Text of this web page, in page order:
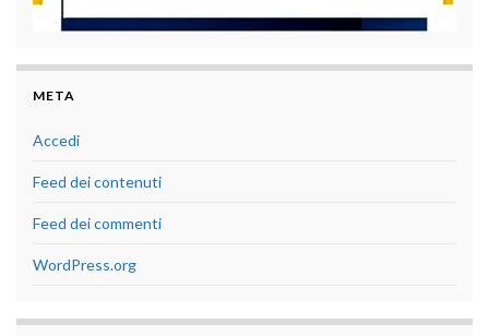
META
Accedi
Feed dei contenuti
Feed dei commenti
WordPress.org